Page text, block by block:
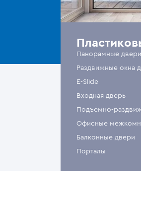
Панорамные двери
Раздвижные окна
E-Slide
Входная дверь
Подъёмно-
Офисные
Балконные двери
Порталы